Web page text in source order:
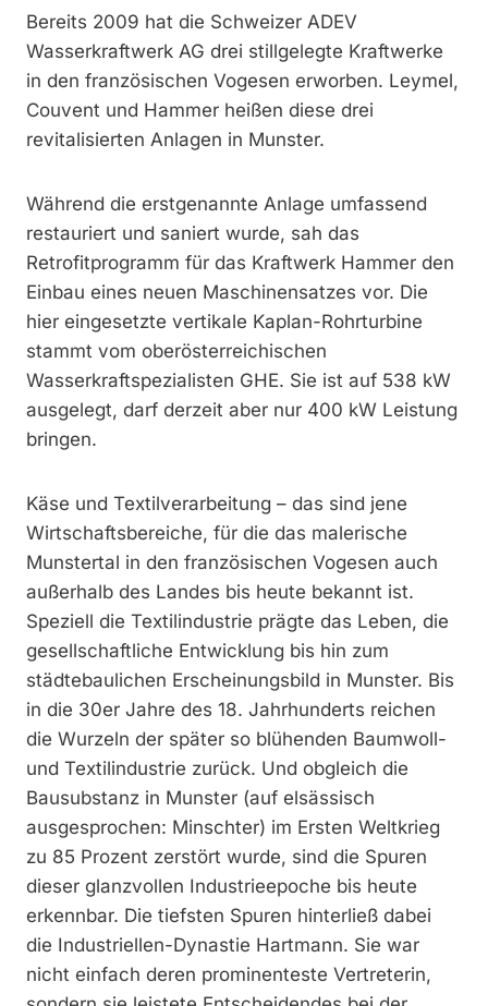
Bereits 2009 hat die Schweizer ADEV
Wasserkraftwerk AG drei stillgelegte Kraftwerke
in den französischen Vogesen erworben. Leymel,
Couvent und Hammer heißen diese drei
revitalisierten Anlagen in Munster.
Während die erstgenannte Anlage umfassend
restauriert und saniert wurde, sah das
Retrofitprogramm für das Kraftwerk Hammer den
Einbau eines neuen Maschinensatzes vor. Die
hier eingesetzte vertikale Kaplan-Rohrturbine
stammt vom oberösterreichischen
Wasserkraftspezialisten GHE. Sie ist auf 538 kW
ausgelegt, darf derzeit aber nur 400 kW Leistung
bringen.
Käse und Textilverarbeitung – das sind jene
Wirtschaftsbereiche, für die das malerische
Munstertal in den französischen Vogesen auch
außerhalb des Landes bis heute bekannt ist.
Speziell die Textilindustrie prägte das Leben, die
gesellschaftliche Entwicklung bis hin zum
städtebaulichen Erscheinungsbild in Munster. Bis
in die 30er Jahre des 18. Jahrhunderts reichen
die Wurzeln der später so blühenden Baumwoll-
und Textilindustrie zurück. Und obgleich die
Bausubstanz in Munster (auf elsässisch
ausgesprochen: Minschter) im Ersten Weltkrieg
zu 85 Prozent zerstört wurde, sind die Spuren
dieser glanzvollen Industrieepoche bis heute
erkennbar. Die tiefsten Spuren hinterließ dabei
die Industriellen-Dynastie Hartmann. Sie war
nicht einfach deren prominenteste Vertreterin,